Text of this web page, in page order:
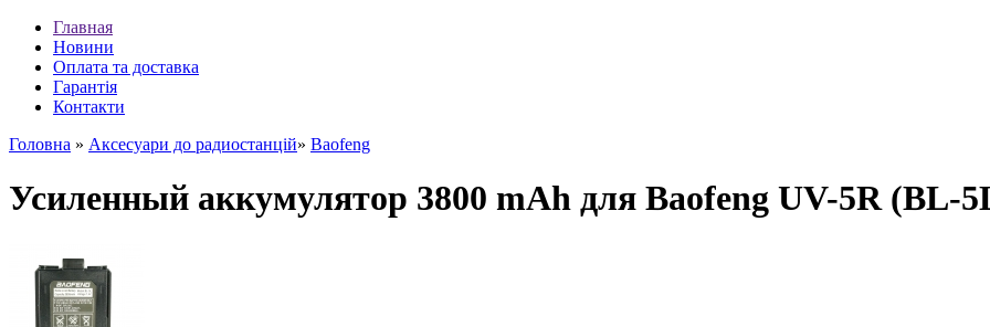
Главная
Новини
Оплата та доставка
Гарантія
Контакти
Головна » Аксесуари до радиостанцій» Baofeng
Усиленный аккумулятор 3800 mAh для Baofeng UV-5R (BL-